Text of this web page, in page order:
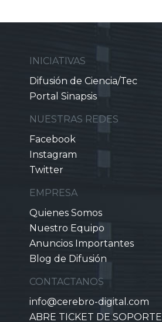
INICIATIVAS
Difusión de Ciencia/Tec
Portal Sinapsis
NUESTRAS REDES
Facebook
Instagram
Twitter
EMPRESA
Quienes Somos
Nuestro Equipo
Anuncios Importantes
Blog de Difusión
CONTACTANOS
info@cerebro-digital.com
ABRE TICKET DE SOPORTE